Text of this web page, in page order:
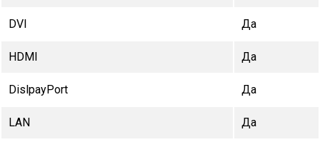
DVI Да
HDMI Да
DislpayPort Да
LAN Да